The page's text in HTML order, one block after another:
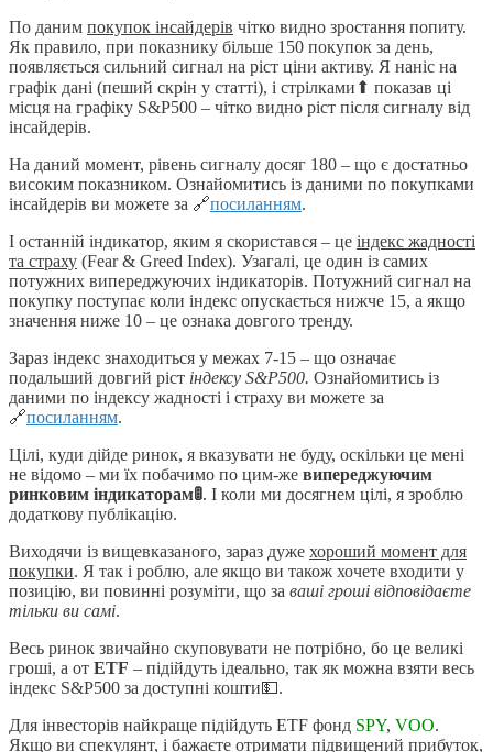
По даним покупок інсайдерів чітко видно зростання попиту.
Як правило, при показнику більше 150 покупок за день,
появляється сильний сигнал на ріст ціни активу. Я наніс на
графік дані (пеший скрін у статті), і стрілками⬆ показав ці
місця на графіку S&P500 – чітко видно ріст після сигналу від
інсайдерів.
На даний момент, рівень сигналу досяг 180 – що є достатньо
високим показником. Ознайомитись із даними по покупками
інсайдерів ви можете за 🔗посиланням.
І останній індикатор, яким я скористався – це індекс жадності
та страху (Fear & Greed Index). Узагалі, це один із самих
потужних випереджуючих індикаторів. Потужний сигнал на
покупку поступає коли індекс опускається нижче 15, а якщо
значення ниже 10 – це ознака довгого тренду.
Зараз індекс знаходиться у межах 7-15 – що означає
подальший довгий ріст індексу S&P500. Ознайомитись із
даними по індексу жадності і страху ви можете за
🔗посиланням.
Цілі, куди дійде ринок, я вказувати не буду, оскільки це мені
не відомо – ми їх побачимо по цим-же випереджуючим
ринковим індикаторам🚦. І коли ми досягнем цілі, я зроблю
додаткову публікацію.
Виходячи із вищевказаного, зараз дуже хороший момент для
покупки. Я так і роблю, але якщо ви також хочете входити у
позицію, ви повинні розуміти, що за ваші гроші відповідаєте
тільки ви самі.
Весь ринок звичайно скуповувати не потрібно, бо це великі
гроші, а от ETF – підійдуть ідеально, так як можна взяти весь
індекс S&P500 за доступні кошти💵.
Для інвесторів найкраще підійдуть ETF фонд SPY, VOO.
Якщо ви спекулянт, і бажаєте отримати підвищений прибуток,